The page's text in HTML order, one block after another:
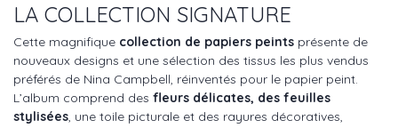
LA COLLECTION SIGNATURE
Cette magnifique collection de papiers peints présente de
nouveaux designs et une sélection des tissus les plus vendus
préférés de Nina Campbell, réinventés pour le papier peint.
L’album comprend des fleurs délicates, des feuilles
stylisées, une toile picturale et des rayures décoratives,